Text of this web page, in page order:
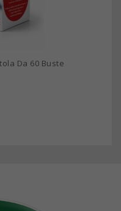
Da 60 Buste